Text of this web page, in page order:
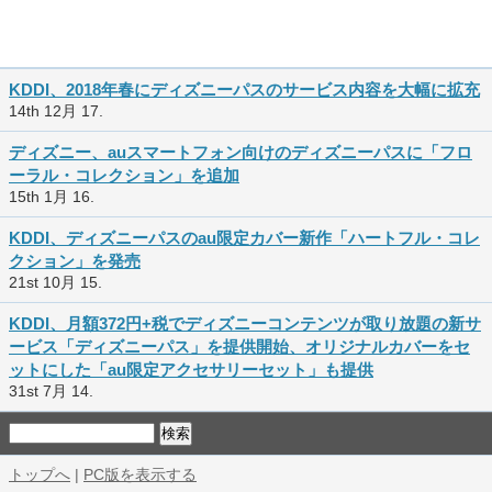
KDDI、2018年春にディズニーパスのサービス内容を大幅に拡充
14th 12月 17.
ディズニー、auスマートフォン向けのディズニーパスに「フロ
ーラル・コレクション」を追加
15th 1月 16.
KDDI、ディズニーパスのau限定カバー新作「ハートフル・コレ
クション」を発売
21st 10月 15.
KDDI、月額372円+税でディズニーコンテンツが取り放題の新サ
ービス「ディズニーパス」を提供開始、オリジナルカバーをセ
ットにした「au限定アクセサリーセット」も提供
31st 7月 14.
トップへ | PC版を表示する